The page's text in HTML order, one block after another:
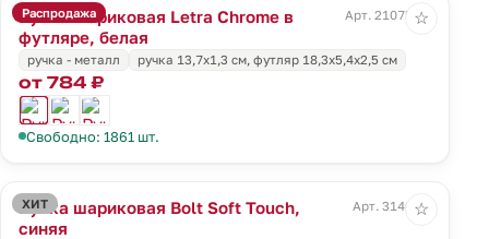
Распродажа
Ручка шариковая Letra Chrome в
футляре, белая
Арт. 21075.60
ручка - металл ручка 13,7х1,3 см, футляр 18,3х5,4х2,5 см
от 784 ₽
Свободно: 1861 шт.
☆
ХИТ
Ручка шариковая Bolt Soft Touch,
синяя
Арт. 3140.40
☆